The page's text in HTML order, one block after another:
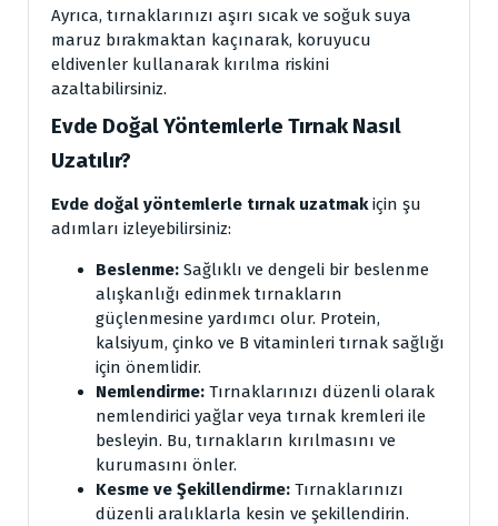
Ayrıca, tırnaklarınızı aşırı sıcak ve soğuk suya
maruz bırakmaktan kaçınarak, koruyucu
eldivenler kullanarak kırılma riskini
azaltabilirsiniz.
Evde Doğal Yöntemlerle Tırnak Nasıl
Uzatılır?
Evde doğal yöntemlerle tırnak uzatmakiçin şu
adımları izleyebilirsiniz:
Beslenme: Sağlıklı ve dengeli bir beslenme
alışkanlığı edinmek tırnakların
güçlenmesine yardımcı olur. Protein,
kalsiyum, çinko ve B vitaminleri tırnak sağlığı
için önemlidir.
Nemlendirme: Tırnaklarınızı düzenli olarak
nemlendirici yağlar veya tırnak kremleri ile
besleyin. Bu, tırnakların kırılmasını ve
kurumasını önler.
Kesme ve Şekillendirme: Tırnaklarınızı
düzenli aralıklarla kesin ve şekillendirin.